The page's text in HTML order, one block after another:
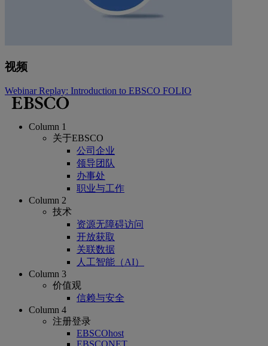
视频
Webinar Replay: Introduction to EBSCO FOLIO
Column 1
关于EBSCO
公司企业
领导团队
办事处
职业与工作
Column 2
技术
资源无障碍访问
开放获取
关联数据
人工智能（AI）
Column 3
价值观
信赖与安全
Column 4
注册登录
EBSCOhost